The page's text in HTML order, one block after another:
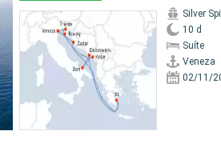
Silver
10 d
Suíte
Veneza
02/11/